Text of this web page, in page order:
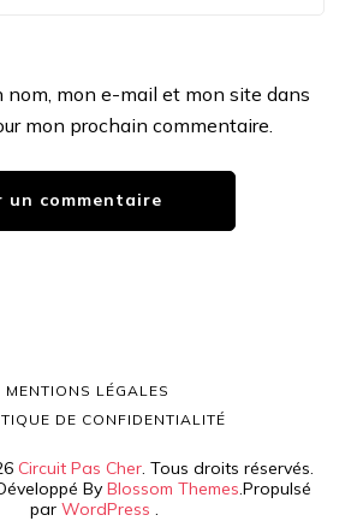
nom, mon e-mail et mon site dans
mon prochain commentaire.
Circuit Pas Cher. Tous droits réservés.
By Blossom Themes.Propulsé
par WordPress .
MENTIONS LÉGALES
DE CONFIDENTIALITÉ